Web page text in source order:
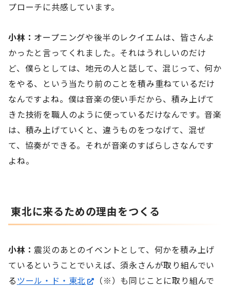
プローチに共感しています。
小林： オープニングや後半のレクイエムは、皆さんよ
かったと言ってくれました。それはうれしいのだけ
ど、僕らとしては、地元の人と話して、混じって、何か
をやる、という当たり前のことを積み重ねているだけ
なんですよね。僕は音楽の使い手だから、積み上げて
きた技術を職人のように使っているだけなんです。音楽
は、積み上げていくと、違うものをつなげて、混ぜ
て、協奏ができる。それが音楽のすばらしさなんです
よね。
東北に来るための理由をつくる
小林： 震災のあとのイベントとして、何かを積み上げ
ているということでいえば、須永さんが取り組んでい
るツール・ド・東北
（※）も同じことに取り組んで